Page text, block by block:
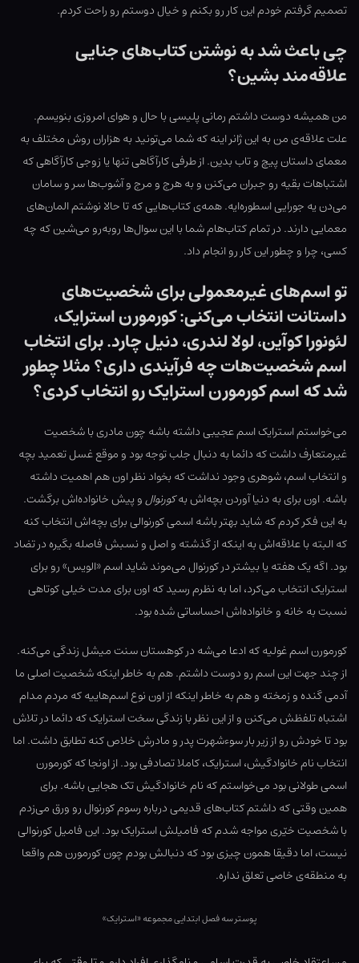
تصمیم گرفتم خودم این کار رو بکنم و خیال دوستم رو راحت کردم.
چی باعث شد به نوشتن کتاب‌های جنایی
علاقه‌مند بشین؟
من همیشه دوست داشتم رمانی پلیسی با حال و هوای امروزی بنویسم.
علت علاقه‌ی من به این ژانر اینه که شما می‌تونید به هزاران روش مختلف به
معمای داستان پیچ و تاب بدین. از طرفی کارآگاهی تنها یا زوجی کارآگاهی که
اشتباهات بقیه رو جبران می‌کنن و به هرج‌ و مرج و آشوب‌ها سر و سامان
می‌دن یه جورایی اسطوره‌ایه. همه‌ی کتاب‌هایی که تا حالا نوشتم المان‌های
معمایی دارند. در تمام کتاب‌هام شما با این سوال‌ها روبه‌رو می‌شین که چه
کسی، چرا و چطور این کار رو انجام داد.
تو اسم‌های غیرمعمولی برای شخصیت‌های
داستانت انتخاب می‌کنی: کورمورن استرایک،
لئونورا کوآین، لولا لندری، دنیل چارد. برای انتخاب
اسم شخصیت‌هات چه فرآیندی داری؟ مثلا چطور
شد که اسم کورمورن استرایک رو انتخاب کردی؟
می‌خواستم استرایک اسم عجیبی داشته باشه چون مادری با شخصیت
غیرمتعارف داشت که دائما به دنبال جلب توجه بود و موقع غسل تعمید بچه
و انتخاب اسم، شوهری وجود نداشت که بخواد نظر اون هم اهمیت داشته
باشه. اون برای به دنیا آوردن بچه‌اش بهکورنوالو پیش خانواده‌اش برگشت.
به این فکر کردم که شاید بهتر باشه اسمی کورنوالی برای بچه‌اش انتخاب کنه
که البته با علاقه‌اش به اینکه از گذشته و اصل و نسبش فاصله بگیره در تضاد
بود. اگه یک هفته یا بیشتر در کورنوال می‌موند شاید اسم «الویس» رو برای
استرایک انتخاب می‌کرد، اما به نظرم رسید که اون برای مدت خیلی کوتاهی
نسبت به خانه و خانواده‌اش احساساتی شده بود.
کورمورن اسم غولیه که ادعا می‌شه در کوهستان سنت میشل زندگی می‌کنه.
از چند جهت این اسم رو دوست داشتم. هم به خاطر اینکه شخصیت اصلی ما
آدمی گنده و زمخته و هم به خاطر اینکه از اون نوع اسم‌هاییه که مردم مدام
اشتباه تلفظش می‌کنن و از این نظر با زندگی سخت استرایک که دائما در تلاش
بود تا خودش رو از زیر بار سوءشهرت پدر و مادرش خلاص کنه تطابق داشت. اما
انتخاب نام خانوادگیش، استرایک، کاملا تصادفی بود. از اونجا که کورمورن
اسمی طولانی بود می‌خواستم که نام خانوادگیش تک هجایی باشه. برای
همین وقتی که داشتم کتاب‌های قدیمی درباره رسوم کورنوال رو ورق می‌زدم
با شخصیت خیّری مواجه شدم که فامیلش استرایک بود. این فامیل کورنوالی
نیست، اما دقیقا همون چیزی بود که دنبالش بودم چون کورمورن هم واقعا
به منطقه‌ی خاصی تعلق نداره.
پوستر سه فصل ابتدایی مجموعه «استرایک»